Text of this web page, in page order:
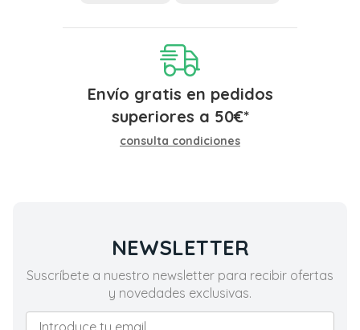
Envío gratis en pedidos
superiores a 50€*
consulta condiciones
NEWSLETTER
Suscríbete a nuestro newsletter para recibir ofertas
y novedades exclusivas.